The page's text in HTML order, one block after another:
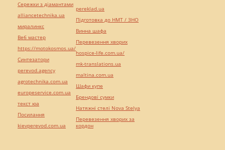
Сережки з діамантами
alliancetechnika.ua
миралинкс
Веб мастер
https://motokosmos.ua/
Синтезатори
perevod.agency
agrotechnika.com.ua
europeservice.com.ua
текст юа
Посилання
kievperevod.com.ua
pereklad.ua
Підготовка до НМТ / ЗНО
Винна шафа
Перевезення хворих
hospice-life.com.ua/
mk-translations.ua
maltina.com.ua
Шафи купе
Брендові сумки
Натяжні стелі Nova Stelya
Перевезення хворих за
кордон